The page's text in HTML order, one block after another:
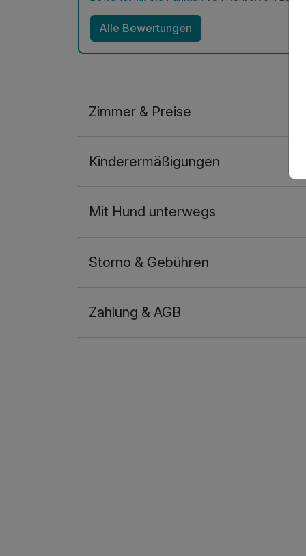
Alle Bewertungen
Zimmer & Preise
2 Erwachsene und 2 Kinder
Kinderermäßigungen
Mit Hund unterwegs
Storno & Gebühren
Zahlung & AGB